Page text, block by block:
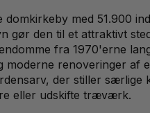
domkirkeby med 51.900
gør den til et attraktivt
fra 1970'erne
renoveringer af
der stiller
eller udskifte træværk.